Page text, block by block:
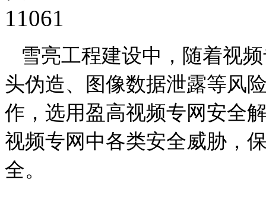
11061
雪亮工程建设中，随着视
头伪造、图像数据泄露等风
作，选用盈高视频专网安全
视频专网中各类安全威胁，
全。